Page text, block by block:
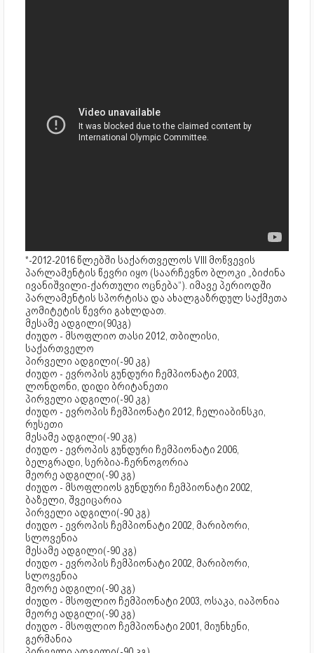
*-2012-2016 წლებში საქართველოს VIII მოწვევის
პარლამენტის წევრი იყო (საარჩევნო ბლოკი „ბიძინა
ივანიშვილი-ქართული ოცნება“). იმავე პერიოდში
პარლამენტის სპორტისა და ახალგაზრდულ საქმეთა
კომიტეტის წევრი გახლდათ.
მესამე ადგილი(90კგ)
ძიუდო - მსოფლიო თასი 2012, თბილისი,
საქართველო
პირველი ადგილი(-90 კგ)
ძიუდო - ევროპის გუნდური ჩემპიონატი 2003,
ლონდონი, დიდი ბრიტანეთი
პირველი ადგილი(-90 კგ)
ძიუდო - ევროპის ჩემპიონატი 2012, ჩელიაბინსკი,
რუსეთი
მესამე ადგილი(-90 კგ)
ძიუდო - ევროპის გუნდური ჩემპიონატი 2006,
ბელგრადი, სერბია-ჩერნოგორია
მეორე ადგილი(-90 კგ)
ძიუდო - მსოფლიოს გუნდური ჩემპიონატი 2002,
ბაზელი, შვეიცარია
პირველი ადგილი(-90 კგ)
ძიუდო - ევროპის ჩემპიონატი 2002, მარიბორი,
სლოვენია
მესამე ადგილი(-90 კგ)
ძიუდო - ევროპის ჩემპიონატი 2002, მარიბორი,
სლოვენია
მეორე ადგილი(-90 კგ)
ძიუდო - მსოფლიო ჩემპიონატი 2003, ოსაკა, იაპონია
მეორე ადგილი(-90 კგ)
ძიუდო - მსოფლიო ჩემპიონატი 2001, მიუნხენი,
გერმანია